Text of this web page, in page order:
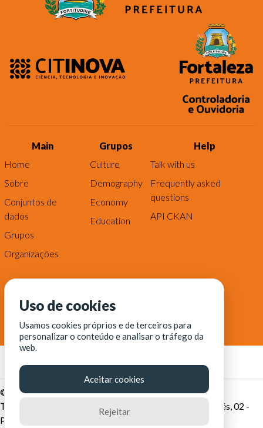
Main
Home
Sobre
Conjuntos de
dados
Grupos
Organizações
Grupos
Culture
Demography
Economy
Education
Help
Talk with us
Frequently asked
questions
API CKAN
© Fortaleza Digital || CITINOVA - Fundação de Ciência,
Tecnologia e Inovação de Fortaleza - Rua dos Tremembés, 02 -
Praia de Iracema - Fortaleza-CE
Uso de cookies
Usamos cookies próprios e de terceiros para
personalizar o conteúdo e analisar o tráfego da
web.
Aceitar cookies
Rejeitar